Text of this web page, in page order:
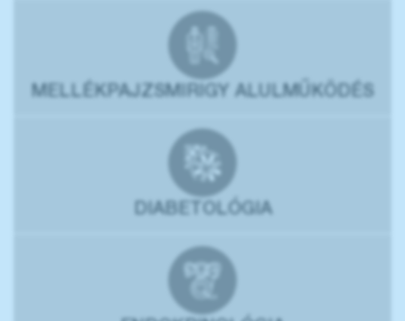
MELLÉKPAJZSMIRIGY ALULMŰKÖDÉS
DIABETOLÓGIA